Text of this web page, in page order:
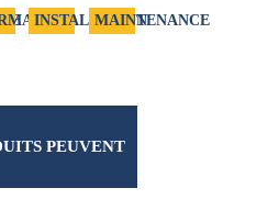
INSTALLATIONMAINTENANCE
PEUVENT